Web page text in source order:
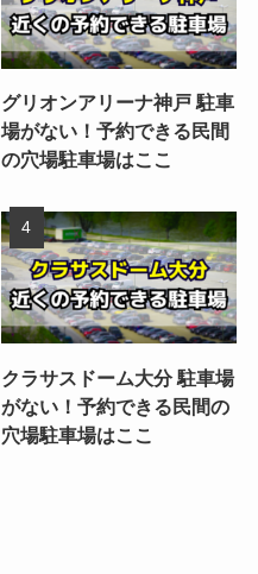
グリオンアリーナ神戸 駐車
場がない！予約できる民間
の穴場駐車場はここ
クラサスドーム大分 駐車場
がない！予約できる民間の
穴場駐車場はここ